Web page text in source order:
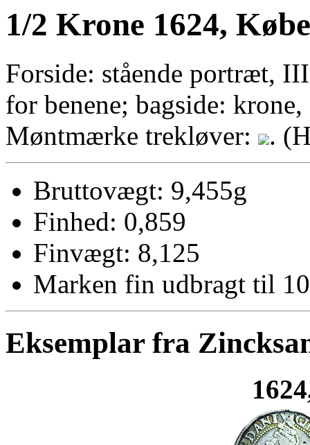
1/2 Krone 1624,
Forside: stående portræt,
for benene; bagside: krone,
Møntmærke trekløver:
.
Bruttovægt: 9,455g
Finhed: 0,859
Finvægt: 8,125
Marken fin udbragt til
Eksemplar fra